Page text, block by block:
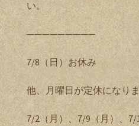
い。
—————————
7/8（日）お休み
他、月曜日が定休になり
7/2（月）、7/9（月）、7/